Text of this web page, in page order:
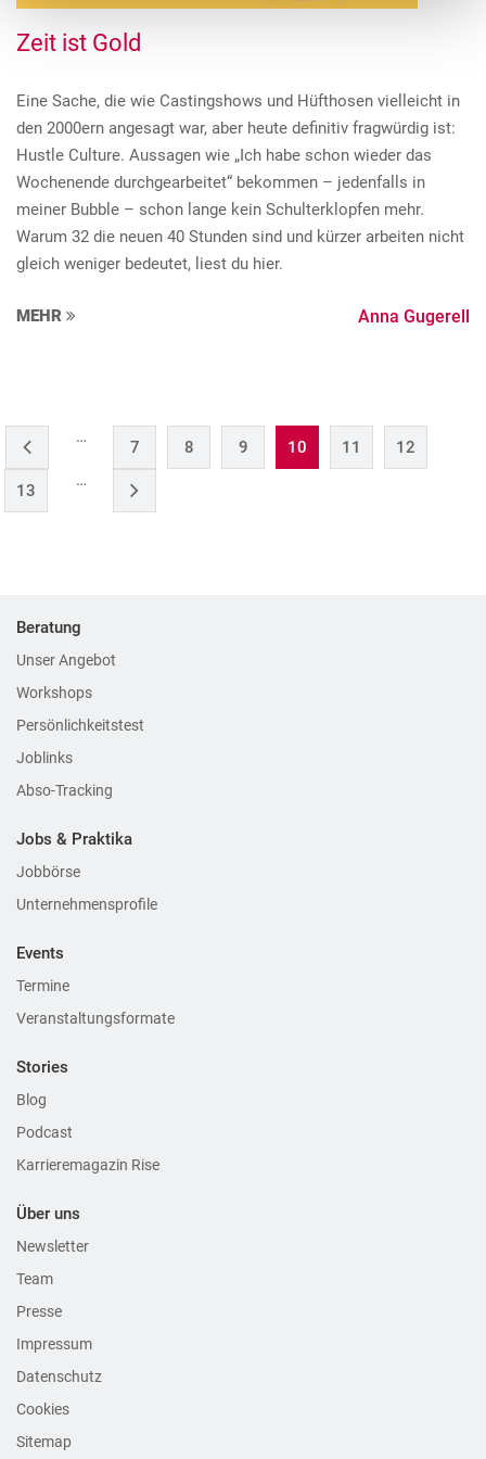
Zeit ist Gold
Eine Sache, die wie Castingshows und Hüfthosen vielleicht in
den 2000ern angesagt war, aber heute definitiv fragwürdig ist:
Hustle Culture. Aussagen wie „Ich habe schon wieder das
Wochenende durchgearbeitet“ bekommen – jedenfalls in
meiner Bubble – schon lange kein Schulterklopfen mehr.
Warum 32 die neuen 40 Stunden sind und kürzer arbeiten nicht
gleich weniger bedeutet, liest du hier.
MEHR Anna Gugerell
…
7 8 9 10 11 12
13
…
Beratung
Unser Angebot
Workshops
Persönlichkeitstest
Joblinks
Abso-Tracking
Jobs & Praktika
Jobbörse
Unternehmensprofile
Events
Termine
Veranstaltungsformate
Stories
Blog
Podcast
Karrieremagazin Rise
Über uns
Newsletter
Team
Presse
Impressum
Datenschutz
Cookies
Sitemap